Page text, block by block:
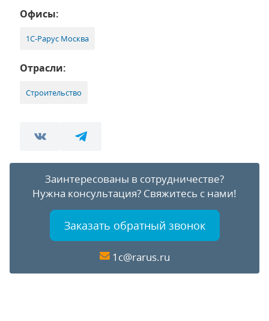
Офисы:
1С-Рарус Москва
Отрасли:
Строительство
Заинтересованы в сотрудничестве?
Нужна консультация? Свяжитесь с нами!
Заказать обратный звонок
1c@rarus.ru